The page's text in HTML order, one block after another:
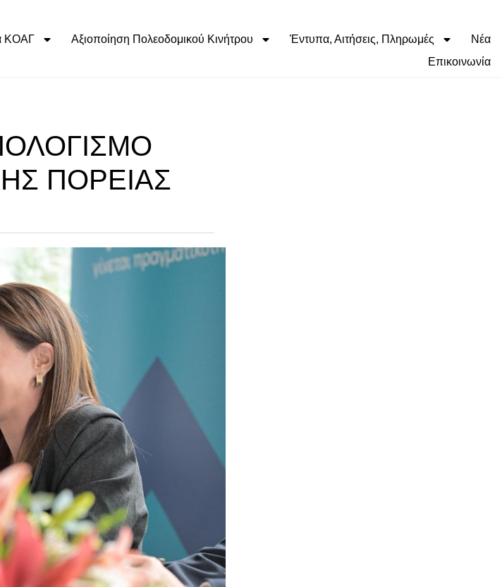
ΚΟΑΓ Αξιοποίηση Πολεοδομικού Κινήτρου Έντυπα, Αιτήσεις, Πληρωμές
Νέα
Επικοινωνία
ΠΟΡΕΙΑΣ